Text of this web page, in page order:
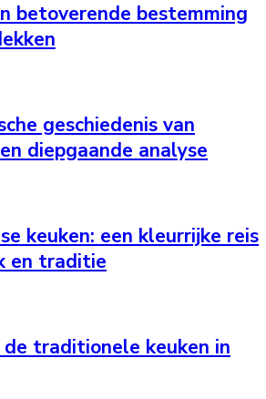
betoverende bestemming
geschiedenis van
diepgaande analyse
keuken: een kleurrijke reis
en traditie
de traditionele keuken in